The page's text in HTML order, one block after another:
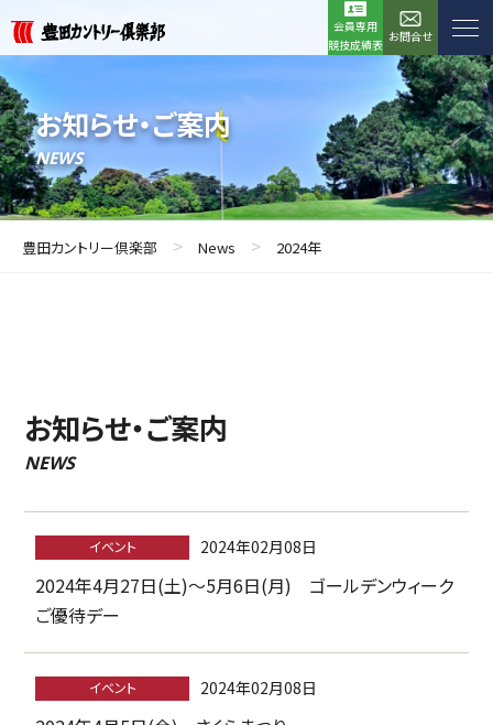
会員専用
競技成績表
お問合せ
お知らせ・ご案内
NEWS
豊田カントリー倶楽部 > News > 2024年
お知らせ・ご案内
NEWS
イベント 2024年02月08日
2024年4月27日(土)～5月6日(月) ゴールデンウィーク
ご優待デー
イベント 2024年02月08日